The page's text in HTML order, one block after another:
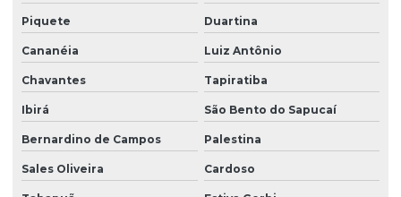
Piquete Duartina
Cananéia Luiz Antônio
Chavantes Tapiratiba
Ibirá São Bento do Sapucaí
Bernardino de Campos Palestina
Sales Oliveira Cardoso